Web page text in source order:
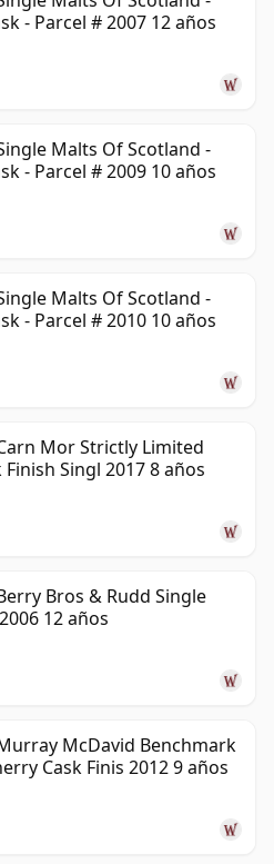
- Parcel # 2007 12 años
Malts Of Scotland -
- Parcel # 2009 10 años
Malts Of Scotland -
- Parcel # 2010 10 años
Mor Strictly Limited
Finish Singl 2017 8 años
Bros & Rudd Single
12 años
McDavid Benchmark
Cask Finis 2012 9 años